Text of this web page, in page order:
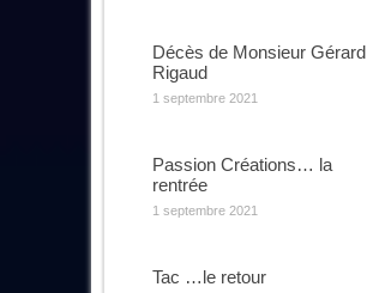
Décès de Monsieur Gérard
Rigaud
1 septembre 2021
Passion Créations… la
rentrée
1 septembre 2021
Tac …le retour